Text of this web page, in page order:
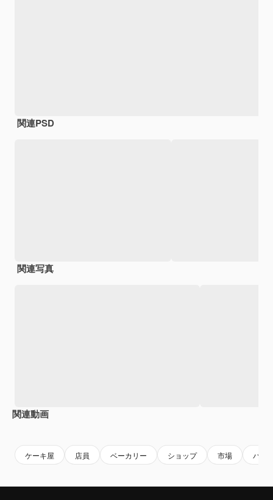
関連PSD
関連写真
関連動画
ケーキ屋 店員 ベーカリー ショップ 市場 パン